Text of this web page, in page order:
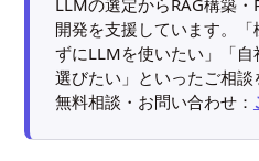
LLMの選定からRAG構築
開発を支援しています。
ずにLLMを使いたい」「
選びたい」といったご相談
無料相談・お問い合わせ：